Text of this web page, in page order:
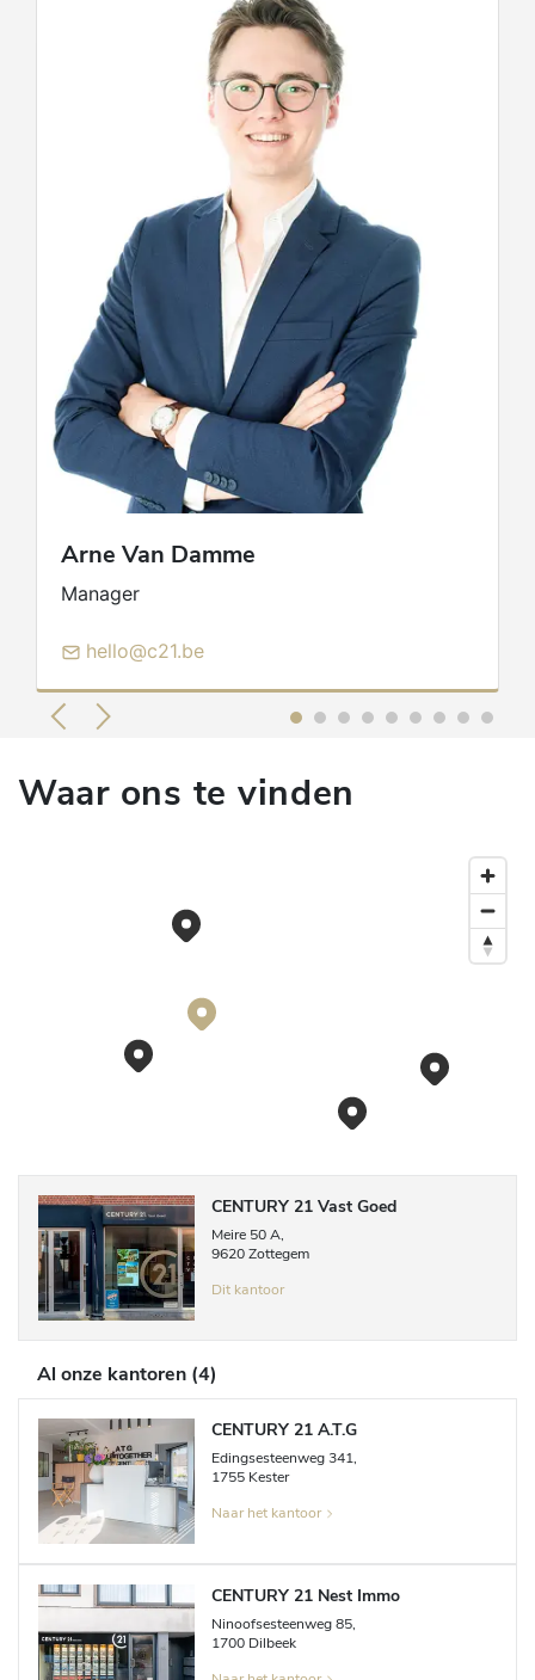
Arne Van Damme
Manager
hello@c21.be
Waar ons te vinden
CENTURY 21 Vast Goed
Meire 50 A,
9620 Zottegem
Dit kantoor
Al onze kantoren (4)
CENTURY 21 A.T.G
Edingsesteenweg 341,
1755 Kester
Naar het kantoor
CENTURY 21 Nest Immo
Ninoofsesteenweg 85,
1700 Dilbeek